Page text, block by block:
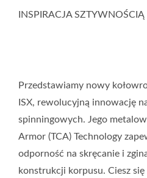
INSPIRACJA SZTYWNOŚCIĄ
Przedstawiamy nowy
ISX, rewolucyjną innowację
spinningowych. Jego
Armor (TCA) Technology
odporność na skręcanie i
konstrukcji korpusu. Ciesz